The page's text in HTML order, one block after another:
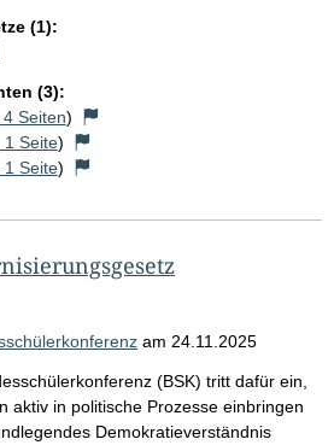
(1):
(3):
Seiten)
1 Seite)
1 Seite)
am 24.11.2025
(BSK) tritt dafür ein,
aktiv in politische Prozesse einbringen
Demokratieverständnis